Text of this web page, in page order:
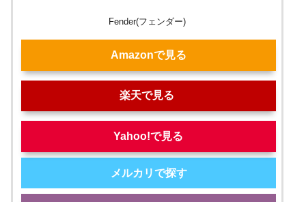
Fender(フェンダー)
Amazonで見る
楽天で見る
Yahoo!で見る
メルカリで探す